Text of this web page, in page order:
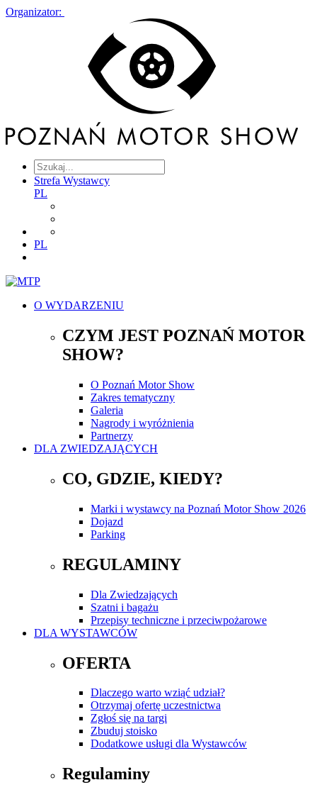
Organizator:
Strefa Wystawcy
PL
PL
O WYDARZENIU
CZYM JEST POZNAŃ MOTOR
SHOW?
O Poznań Motor Show
Zakres tematyczny
Galeria
Nagrody i wyróżnienia
Partnerzy
DLA ZWIEDZAJĄCYCH
CO, GDZIE, KIEDY?
Marki i wystawcy na Poznań Motor Show 2026
Dojazd
Parking
REGULAMINY
Dla Zwiedzających
Szatni i bagażu
Przepisy techniczne i przeciwpożarowe
DLA WYSTAWCÓW
OFERTA
Dlaczego warto wziąć udział?
Otrzymaj ofertę uczestnictwa
Zgłoś się na targi
Zbuduj stoisko
Dodatkowe usługi dla Wystawców
Regulaminy